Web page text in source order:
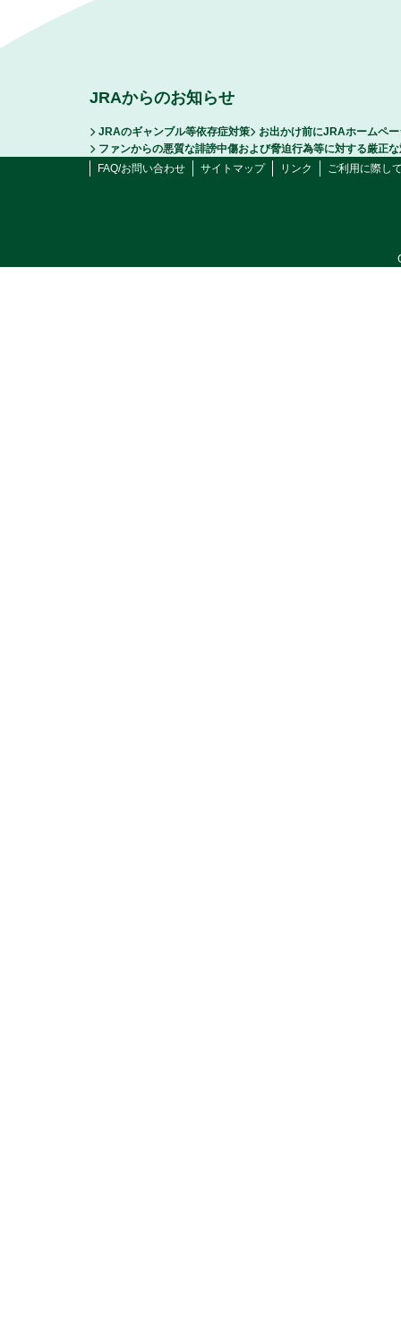
JRAからのお知らせ
JRAのギャンブル等依存症対策
お出かけ前にJRAホームペ
ファンからの悪質な誹謗中傷および脅迫行為等に対する厳正
FAQ/お問い合わせ
サイトマップ リンク ご利用に際し